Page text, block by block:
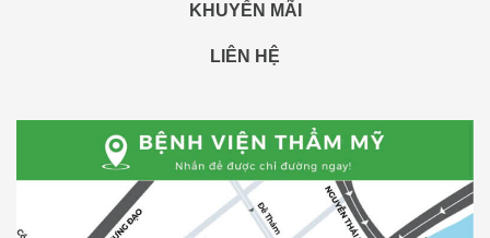
KHUYẾN MÃI
LIÊN HỆ